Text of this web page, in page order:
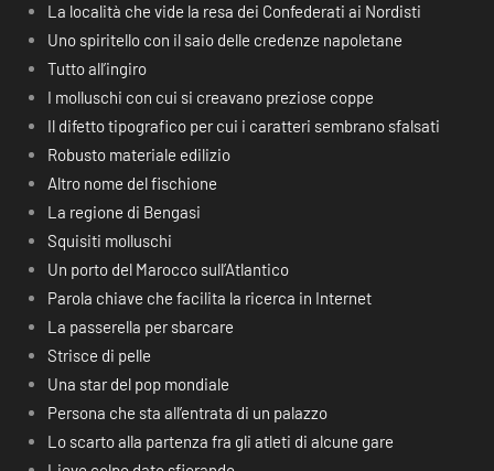
La località che vide la resa dei Confederati ai Nordisti
Uno spiritello con il saio delle credenze napoletane
Tutto all’ingiro
I molluschi con cui si creavano preziose coppe
Il difetto tipografico per cui i caratteri sembrano sfalsati
Robusto materiale edilizio
Altro nome del fischione
La regione di Bengasi
Squisiti molluschi
Un porto del Marocco sull’Atlantico
Parola chiave che facilita la ricerca in Internet
La passerella per sbarcare
Strisce di pelle
Una star del pop mondiale
Persona che sta all’entrata di un palazzo
Lo scarto alla partenza fra gli atleti di alcune gare